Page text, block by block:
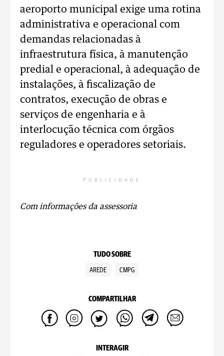
aeroporto municipal exige uma rotina
administrativa e operacional com
demandas relacionadas à
infraestrutura física, à manutenção
predial e operacional, à adequação de
instalações, à fiscalização de
contratos, execução de obras e
serviços de engenharia e à
interlocução técnica com órgãos
reguladores e operadores setoriais.
PUBLICIDADE
Com informações da assessoria
TUDO SOBRE
AREDE CMPG
COMPARTILHAR
INTERAGIR